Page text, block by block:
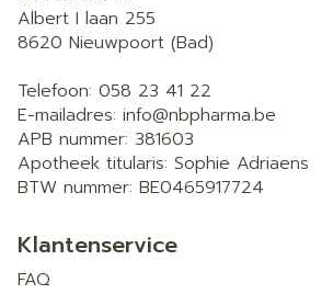
Albert I laan 255
8620 Nieuwpoort (Bad)
Telefoon: 058 23 41 22
E-mailadres: info@nbpharma.be
APB nummer: 381603
Apotheek titularis: Sophie Adriaens
BTW nummer: BE0465917724
Klantenservice
FAQ